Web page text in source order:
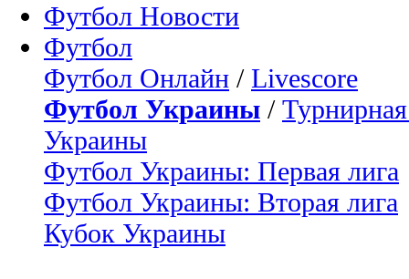
Футбол Новости
Футбол
Футбол Онлайн / Livescore
Футбол Украины /
Украины
Футбол Украины: Первая лига
Футбол Украины: Вторая лига
Кубок Украины